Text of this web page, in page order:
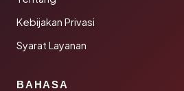
Kebijakan Privasi
Syarat Layanan
BAHASA